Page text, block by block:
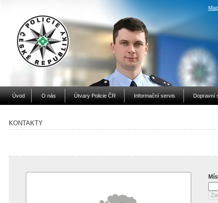
Úvod O nás Útvary Policie ČR Informační servis Dopravní
KONTAKTY